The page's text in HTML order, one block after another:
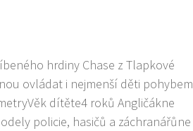
hrdiny Chase z Tlapkové
ovládat i nejmenší děti pohybem
dítěte4 roků Angličákne
policie, hasičů a záchranářůne